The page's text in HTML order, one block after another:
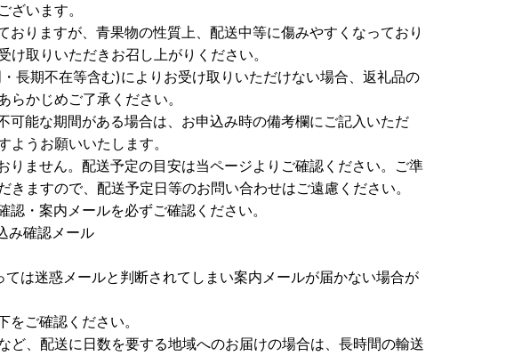
ざいます。
りますが、青果物の性質上、配送中等に傷みやすくなっており
け取りいただきお召し上がりください。
長期不在等含む)によりお受け取りいただけない場合、返礼品の
かじめご了承ください。
可能な期間がある場合は、お申込み時の備考欄にご記入いただ
ようお願いいたします。
りません。配送予定の目安は当ページよりご確認ください。ご準
きますので、配送予定日等のお問い合わせはご遠慮ください。
・案内メールを必ずご確認ください。
み確認メール
は迷惑メールと判断されてしまい案内メールが届かない場合が
ご確認ください。
ど、配送に日数を要する地域へのお届けの場合は、長時間の輸送